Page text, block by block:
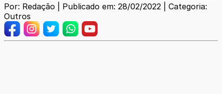
Por: Redação | Publicado em: 28/02/2022 | Categoria:
Outros